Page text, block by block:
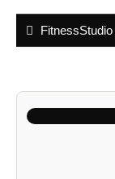
FitnessStudio